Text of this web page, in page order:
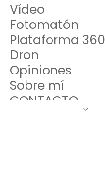
Vídeo
Fotomatón
Plataforma 360
Dron
Opiniones
Sobre mí
CONTACTO
Área de Clientes